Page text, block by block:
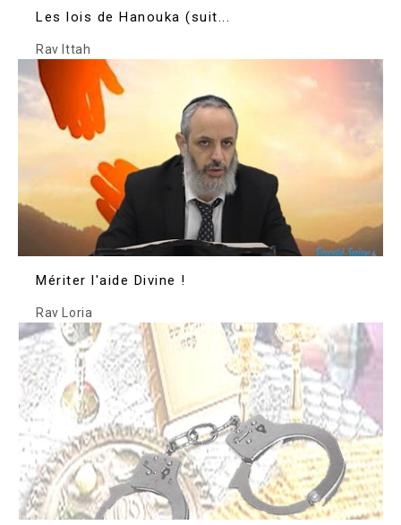
Les lois de Hanouka (suit...
Rav Ittah
Mériter l'aide Divine !
Rav Loria